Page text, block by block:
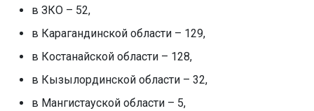
в ЗКО – 52,
в Карагандинской области – 129,
в Костанайской области – 128,
в Кызылординской области – 32,
в Мангистауской области – 5,